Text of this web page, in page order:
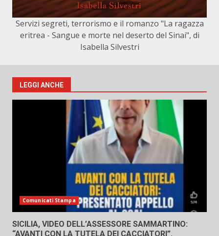
Servizi segreti, terrorismo e il romanzo "La ragazza
eritrea - Sangue e morte nel deserto del Sinai", di
Isabella Silvestri
LEGGI ANCHE
Comunicati Stampa
SICILIA, VIDEO DELL’ASSESSORE SAMMARTINO:
“AVANTI CON LA TUTELA DEI CACCIATORI”.